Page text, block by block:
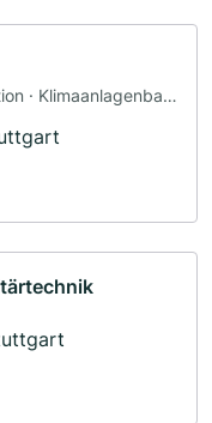
· Klimaanlagenbau